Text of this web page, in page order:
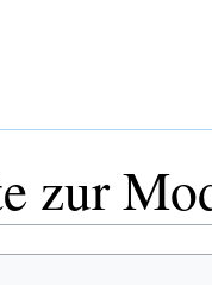
zur